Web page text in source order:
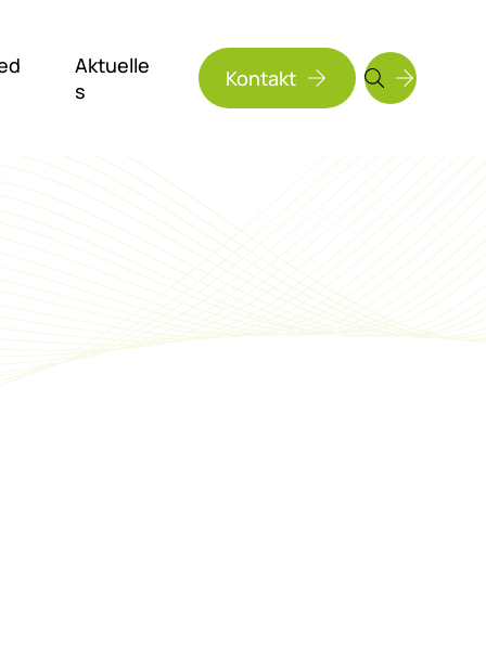
Aktuelle
s
Kontakt
Suchen